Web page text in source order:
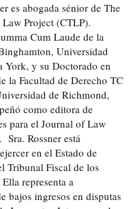
es abogada sénior de The
Project (CTLP).
Cum Laude de la
Universidad
York, y su Doctorado en
la Facultad de Derecho TC
de Richmond,
como editora de
para el Journal of Law
Sra. Rossner está
en el Estado de
Tribunal Fiscal de los
representa a
bajos ingresos en disputas